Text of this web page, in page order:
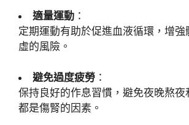
適量運動 ：
定期運動有助於促進血液循環，增強
虛的風險。
避免過度疲勞 ：
保持良好的作息習慣，避免夜晚熬夜
都是傷腎的因素。